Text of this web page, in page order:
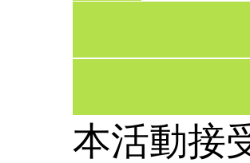
本活動接